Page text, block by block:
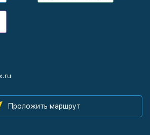
Проложить маршрут